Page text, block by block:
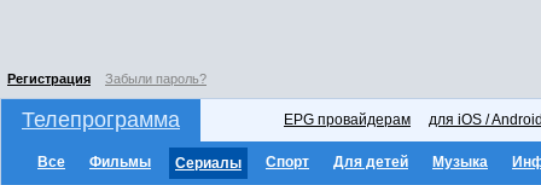
Регистрация Забыли пароль?
Телепрограмма EPG провайдерам для iOS /
Все Фильмы Сериалы Спорт Для детей Музыка